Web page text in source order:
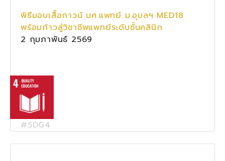
พิธีมอบเสื้อกาวน์ นศ.แพทย์ ม.อุบลฯ MED18
พร้อมก้าวสู่วิชาชีพแพทย์ระดับชั้นคลินิก
2 กุมภาพันธ์ 2569
#SDG4